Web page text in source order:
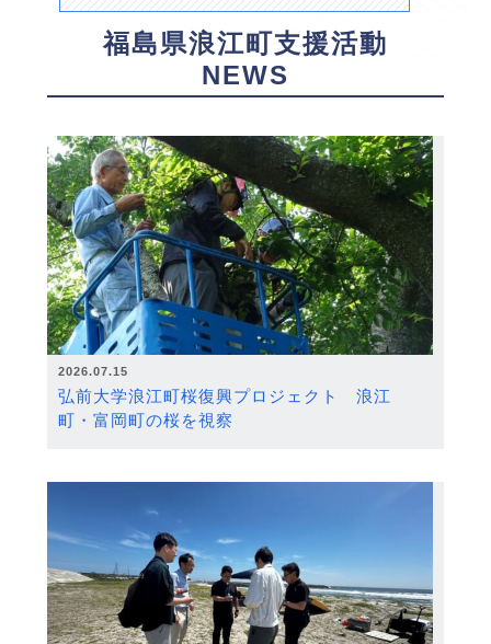
福島県浪江町支援活動
NEWS
2026.07.15
弘前大学浪江町桜復興プロジェクト 浪江
町・富岡町の桜を視察